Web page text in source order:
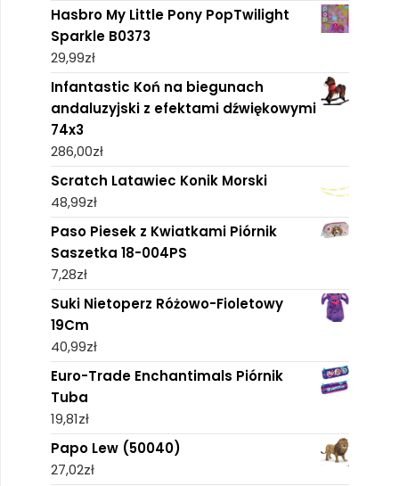
Hasbro My Little Pony PopTwilight
Sparkle B0373
29,99zł
Infantastic Koń na biegunach
andaluzyjski z efektami dźwiękowymi
74x3
286,00zł
Scratch Latawiec Konik Morski
48,99zł
Paso Piesek z Kwiatkami Piórnik
Saszetka 18-004PS
7,28zł
Suki Nietoperz Różowo-Fioletowy
19Cm
40,99zł
Euro-Trade Enchantimals Piórnik
Tuba
19,81zł
Papo Lew (50040)
27,02zł